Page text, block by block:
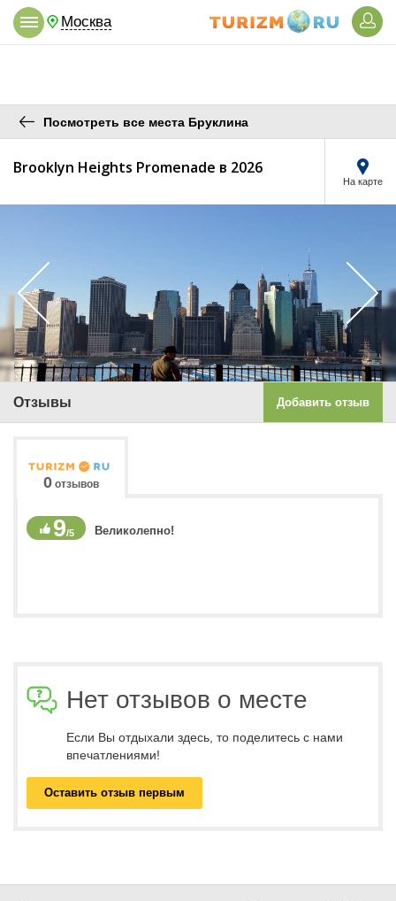
Москва
Посмотреть все места Бруклина
Brooklyn Heights Promenade в 2026
На карте
Отзывы Добавить отзыв
0отзывов
9/5 Великолепно!
Нет отзывов о месте
Если Вы отдыхали здесь, то поделитесь с нами
впечатлениями!
Оставить отзыв первым